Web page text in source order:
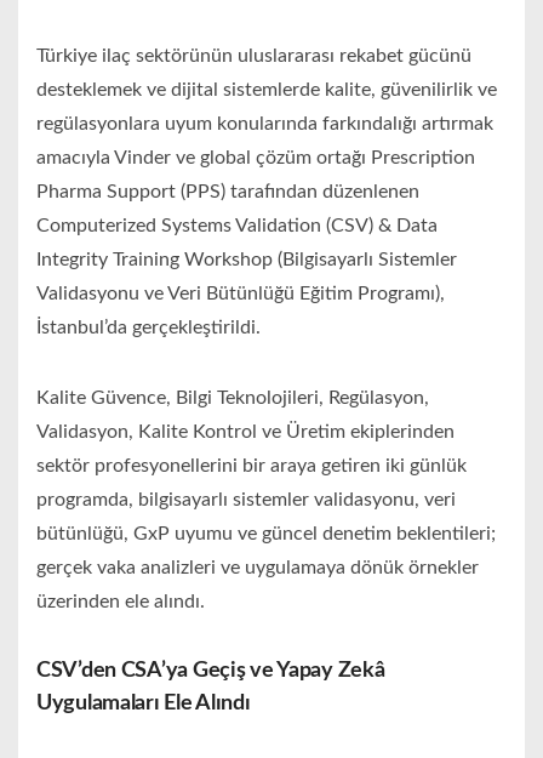
Türkiye ilaç sektörünün uluslararası rekabet gücünü
desteklemek ve dijital sistemlerde kalite, güvenilirlik ve
regülasyonlara uyum konularında farkındalığı artırmak
amacıyla Vinder ve global çözüm ortağı Prescription
Pharma Support (PPS) tarafından düzenlenen
Computerized Systems Validation (CSV) & Data
Integrity Training Workshop (Bilgisayarlı Sistemler
Validasyonu ve Veri Bütünlüğü Eğitim Programı),
İstanbul’da gerçekleştirildi.
Kalite Güvence, Bilgi Teknolojileri, Regülasyon,
Validasyon, Kalite Kontrol ve Üretim ekiplerinden
sektör profesyonellerini bir araya getiren iki günlük
programda, bilgisayarlı sistemler validasyonu, veri
bütünlüğü, GxP uyumu ve güncel denetim beklentileri;
gerçek vaka analizleri ve uygulamaya dönük örnekler
üzerinden ele alındı.
CSV’den CSA’ya Geçiş ve Yapay Zekâ
Uygulamaları Ele Alındı